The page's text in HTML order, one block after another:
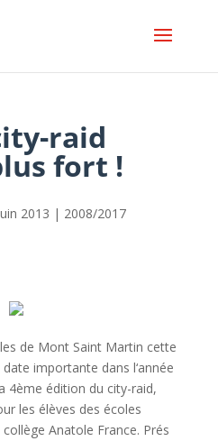
raid
fort !
2013 | 2008/2017
de Mont Saint Martin cette
importante dans l‘année
4ème édition du city-raid,
les élèves des écoles
Anatole France. Prés